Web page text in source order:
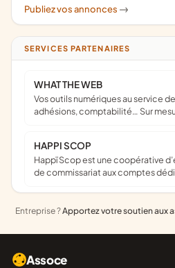
Publiez vos annonces ->
SERVICES PARTENAIRES
WHAT THE WEB
Vos outils numériques au service de votre mission : site web,
adhésions, comptabilité… Sur
HAPPI SCOP
Happï Scop est une coopérative d’expertise comptable &
de commissariat aux comptes
Entreprise ?Apportez votre soutien aux
Assoce